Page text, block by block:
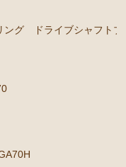
ダー クラッチレリ
ット など）
アーム アイドラー
ベアリング ボー
ダンパー センダ
ング ドライブシャフトブ